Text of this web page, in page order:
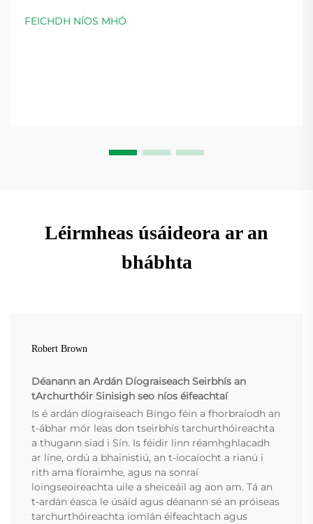
FEICHDH NÍOS MHÓ
Léirmheas úsáideora ar an
bhábhta
Robert Brown
Déanann an Ardán Díograiseach Seirbhís an
tArchurthóir Sinisigh seo níos éifeachtaí
Is é ardán díograiseach Bingo féin a fhorbraíodh an
t-ábhar mór leas don tseirbhís tarchurthóireachta
a thugann siad i Sín. Is féidir linn réamhghlacadh
ar líne, ordú a bhainistiú, an t-íocaíocht a rianú i
rith ama fíoraimhe, agus na sonraí
loingseoireachta uile a sheiceáil ag aon am. Tá an
t-ardán éasca le úsáid agus déanann sé an próiseas
tarchurthóireachta iomlán éifeachtach agus